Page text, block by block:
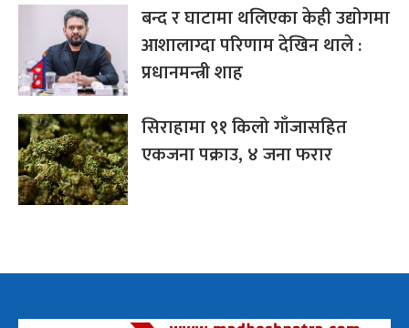
बन्द र घाटामा थलिएका केही उद्योगमा
आशालाग्दा परिणाम देखिन थाले :
प्रधानमन्त्री शाह
सिराहामा ९१ किलो गाँजासहित
एकजना पक्राउ, ४ जना फरार